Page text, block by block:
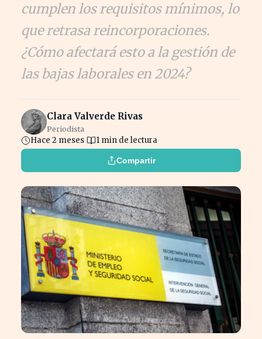
cumplen los requisitos mínimos, lo
que retrasa reincorporaciones.
¿Cómo afectará esto a la gestión de
las bajas laborales en 2024?
Clara Valverde Rivas
Periodista
Hace 2 meses 1 min de lectura
Compartir